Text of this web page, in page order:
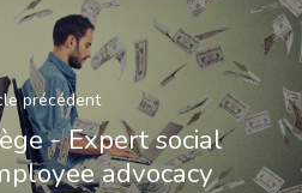
précédent
- Expert social
advocacy